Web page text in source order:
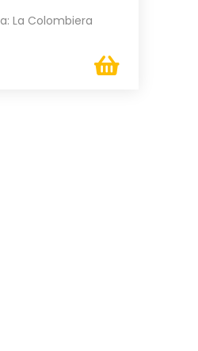
La Colombiera